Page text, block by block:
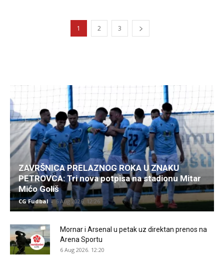
1 2 3
ZAVRŠNICA PRELAZNOG ROKA U ZNAKU
PETROVCA: Tri nova potpisa na stadionu Mitar
Mićo Goliš
CG Fudbal - 6 Aug 2026. 12:26
Mornar i Arsenal u petak uz direktan prenos na
Arena Sportu
6 Aug 2026. 12:20